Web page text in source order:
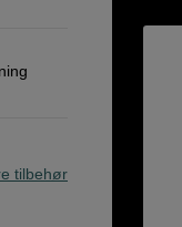
tilbehør